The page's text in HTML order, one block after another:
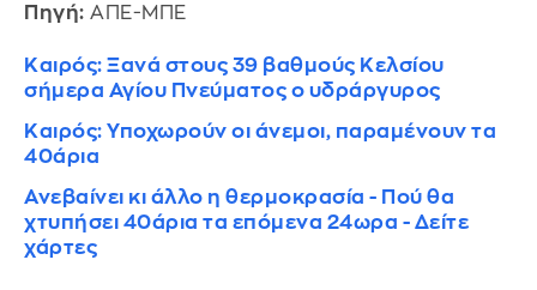
Πηγή: ΑΠΕ-ΜΠΕ
Καιρός: Ξανά στους 39 βαθμούς Κελσίου
σήμερα Αγίου Πνεύματος ο υδράργυρος
Καιρός: Υποχωρούν οι άνεμοι, παραμένουν τα
40άρια
Ανεβαίνει κι άλλο η θερμοκρασία - Πού θα
χτυπήσει 40άρια τα επόμενα 24ωρα - Δείτε
χάρτες